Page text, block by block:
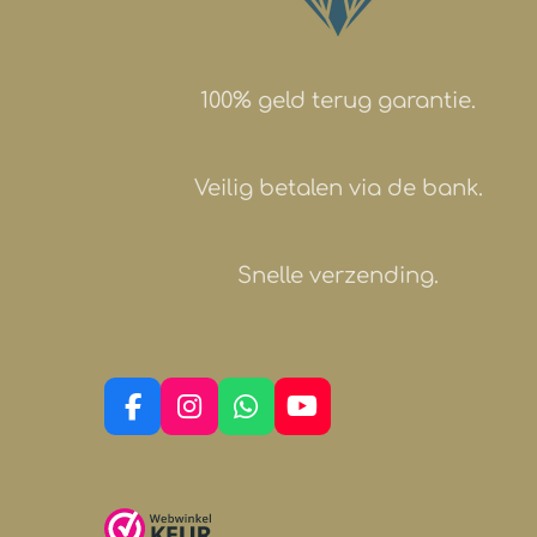
100% geld terug garantie.
Veilig betalen via de bank.
Snelle verzending.
F
a
b
I
n
a
W
h
Y
o